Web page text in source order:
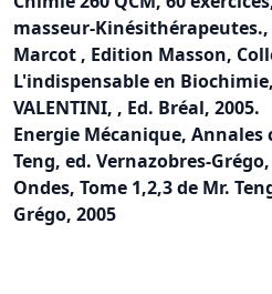
masseur-
Marcot , Edition Masson,
L'indispensable en
VALENTINI, , Ed. Bréal, 2005.
Energie Mécanique, Annales
Teng, ed. Vernazobres-
Ondes, Tome 1,2,3 de Mr.
Grégo, 2005